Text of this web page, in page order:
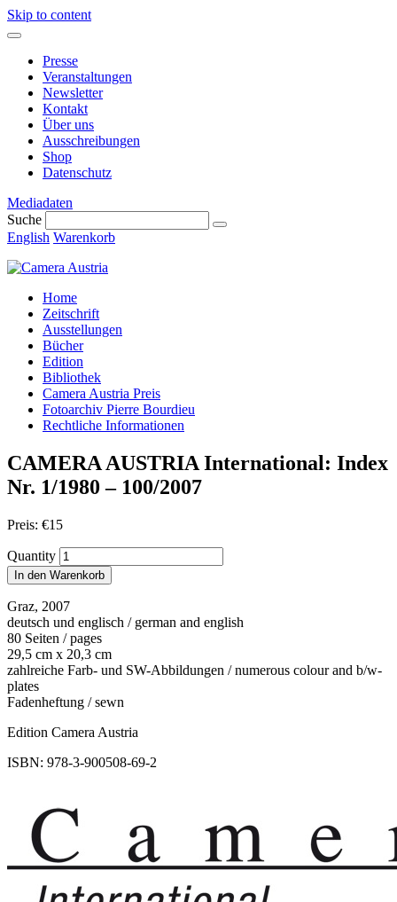
Skip to content
Presse
Veranstaltungen
Newsletter
Kontakt
Über uns
Ausschreibungen
Shop
Datenschutz
Mediadaten
Suche
English Warenkorb
Home
Zeitschrift
Ausstellungen
Bücher
Edition
Bibliothek
Camera Austria Preis
Fotoarchiv Pierre Bourdieu
Rechtliche Informationen
CAMERA AUSTRIA International: Index
Nr. 1/1980 – 100/2007
Preis: €15
Quantity
In den Warenkorb
Graz, 2007
deutsch und englisch / german and english
80 Seiten / pages
29,5 cm x 20,3 cm
zahlreiche Farb- und SW-Abbildungen / numerous colour and b/w-
plates
Fadenheftung / sewn
Edition Camera Austria
ISBN: 978-3-900508-69-2